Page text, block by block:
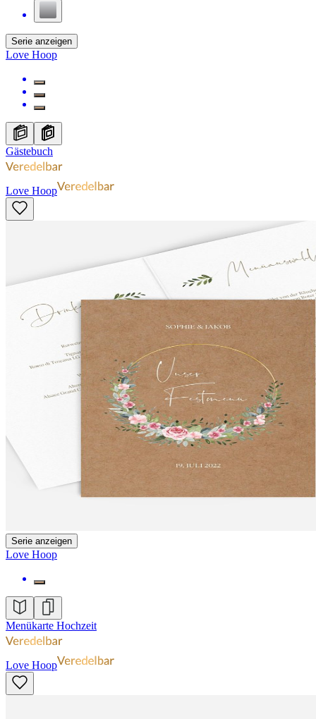
Serie anzeigen
Love Hoop
Gästebuch
Love Hoop
Serie anzeigen
Love Hoop
Menükarte Hochzeit
Love Hoop